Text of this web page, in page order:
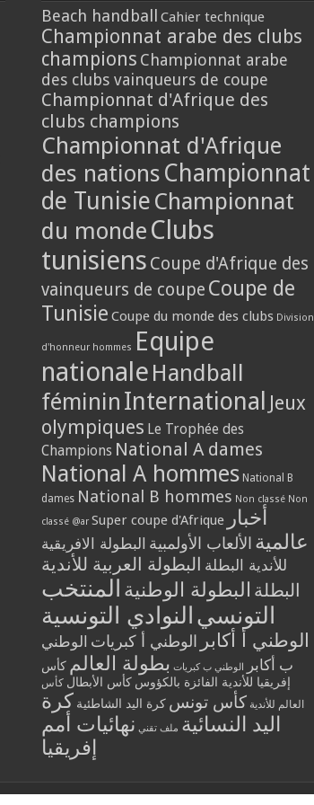
Beach handball Cahier technique
Championnat arabe des clubs
champions Championnat arabe
des clubs vainqueurs de coupe
Championnat d'Afrique des
clubs champions
Championnat d'Afrique
des nations Championnat
de Tunisie Championnat
du monde Clubs
tunisiens Coupe d'Afrique des
vainqueurs de coupe Coupe de
Tunisie Coupe du monde des clubs Division
d'honneur hommes Equipe
nationale Handball
féminin International Jeux
olympiques Le Trophée des
Champions National A dames
National A hommes National B
dames National B hommes Non classé Non
classé @ar Super coupe d'Afrique أخبار
عالمية الألعاب الأولمبية البطولة الافريقية
للأندية البطلة البطولة العربية للأندية
البطلة البطولة الوطنية المنتخب
التونسي النوادي التونسية
الوطني أ أكابر الوطني أ كبريات الوطني
ب أكابر
الوطني ب كبريات بطولة العالم كأس
إفريقيا للأندية الفائزة بالكؤوس كأس الأبطال كأس
العالم للأندية كأس تونس كرة اليد الشاطئية كرة
اليد النسائية ملف تقني نهائيات أمم
إفريقيا